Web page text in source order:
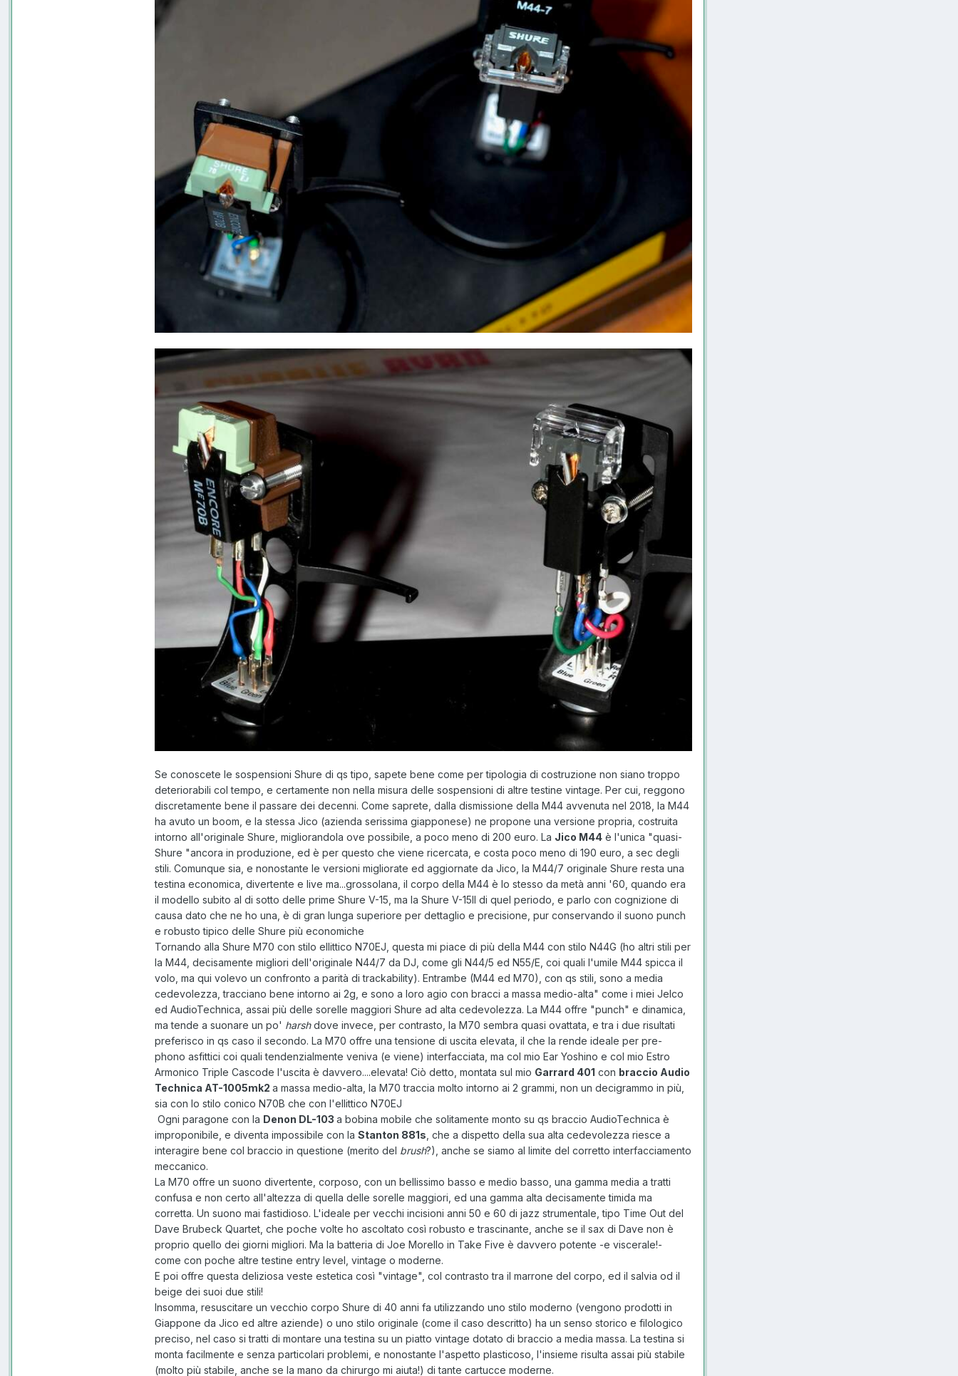
Se conoscete le sospensioni Shure di qs tipo, sapete bene come per tipologia di costruzione non siano troppo
deteriorabili col tempo, e certamente non nella misura delle sospensioni di altre testine vintage. Per cui, reggono
discretamente bene il passare dei decenni. Come saprete, dalla dismissione della M44 avvenuta nel 2018, la M44
ha avuto un boom, e la stessa Jico (azienda serissima giapponese) ne propone una versione propria, costruita
intorno all'originale Shure, migliorandola ove possibile, a poco meno di 200 euro. La Jico M44 è l'unica "quasi-
Shure "ancora in produzione, ed è per questo che viene ricercata, e costa poco meno di 190 euro, a sec degli
stili. Comunque sia, e nonostante le versioni migliorate ed aggiornate da Jico, la M44/7 originale Shure resta una
testina economica, divertente e live ma...grossolana, il corpo della M44 è lo stesso da metà anni '60, quando era
il modello subito al di sotto delle prime Shure V-15, ma la Shure V-15II di quel periodo, e parlo con cognizione di
causa dato che ne ho una, è di gran lunga superiore per dettaglio e precisione, pur conservando il suono punch
e robusto tipico delle Shure più economiche
Tornando alla Shure M70 con stilo ellittico N70EJ, questa mi piace di più della M44 con stilo N44G (ho altri stili per
la M44, decisamente migliori dell'originale N44/7 da DJ, come gli N44/5 ed N55/E, coi quali l'umile M44 spicca il
volo, ma qui volevo un confronto a parità di trackability). Entrambe (M44 ed M70), con qs stili, sono a media
cedevolezza, tracciano bene intorno ai 2g, e sono a loro agio con bracci a massa medio-alta" come i miei Jelco
ed AudioTechnica, assai più delle sorelle maggiori Shure ad alta cedevolezza. La M44 offre "punch" e dinamica,
ma tende a suonare un po' harshdove invece, per contrasto, la M70 sembra quasi ovattata, e tra i due risultati
preferisco in qs caso il secondo. La M70 offre una tensione di uscita elevata, il che la rende ideale per pre-
phono asfittici coi quali tendenzialmente veniva (e viene) interfacciata, ma col mio Ear Yoshino e col mio Estro
Armonico Triple Cascode l'uscita è davvero....elevata! Ciò detto, montata sul mio Garrard 401 con braccio Audio
Technica AT-1005mk2 a massa medio-alta, la M70 traccia molto intorno ai 2 grammi, non un decigrammo in più,
sia con lo stilo conico N70B che con l'ellittico N70EJ
Ogni paragone con la Denon DL-103 a bobina mobile che solitamente monto su qs braccio AudioTechnica è
improponibile, e diventa impossibile con la Stanton 881s , che a dispetto della sua alta cedevolezza riesce a
interagire bene col braccio in questione (merito del brush?), anche se siamo al limite del corretto interfacciamento
meccanico.
La M70 offre un suono divertente, corposo, con un bellissimo basso e medio basso, una gamma media a tratti
confusa e non certo all'altezza di quella delle sorelle maggiori, ed una gamma alta decisamente timida ma
corretta. Un suono mai fastidioso. L'ideale per vecchi incisioni anni 50 e 60 di jazz strumentale, tipo Time Out del
Dave Brubeck Quartet, che poche volte ho ascoltato così robusto e trascinante, anche se il sax di Dave non è
proprio quello dei giorni migliori. Ma la batteria di Joe Morello in Take Five è davvero potente -e viscerale!-
come con poche altre testine entry level, vintage o moderne.
E poi offre questa deliziosa veste estetica così "vintage", col contrasto tra il marrone del corpo, ed il salvia od il
beige dei suoi due stili!
Insomma, resuscitare un vecchio corpo Shure di 40 anni fa utilizzando uno stilo moderno (vengono prodotti in
Giappone da Jico ed altre aziende) o uno stilo originale (come il caso descritto) ha un senso storico e filologico
preciso, nel caso si tratti di montare una testina su un piatto vintage dotato di braccio a media massa. La testina si
monta facilmente e senza particolari problemi, e nonostante l'aspetto plasticoso, l'insieme risulta assai più stabile
(molto più stabile, anche se la mano da chirurgo mi aiuta!) di tante cartucce moderne.